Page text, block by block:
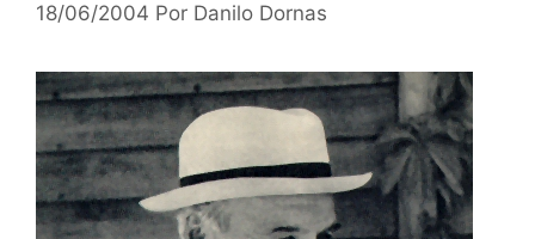
18/06/2004 Por Danilo Dornas